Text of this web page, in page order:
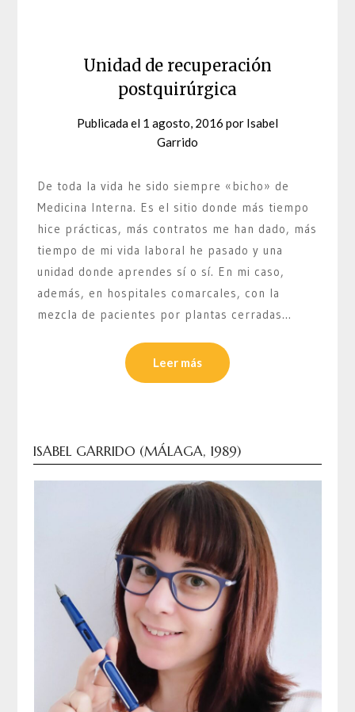
Unidad de recuperación
postquirúrgica
Publicada el 1 agosto, 2016 por Isabel
Garrido
De toda la vida he sido siempre «bicho» de
Medicina Interna. Es el sitio donde más tiempo
hice prácticas, más contratos me han dado, más
tiempo de mi vida laboral he pasado y una
unidad donde aprendes sí o sí. En mi caso,
además, en hospitales comarcales, con la
mezcla de pacientes por plantas cerradas…
Leer más
ISABEL GARRIDO (MÁLAGA, 1989)